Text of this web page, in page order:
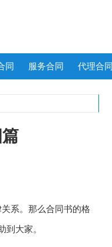
同 服务合同 代理合同
系。那么合同书的格
到大家。